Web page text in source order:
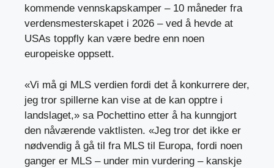
kommende vennskapskamper – 10 måneder fra
verdensmesterskapet i 2026 – ved å hevde at
USAs toppfly kan være bedre enn noen
europeiske oppsett.
«Vi må gi MLS verdien fordi det å konkurrere der,
jeg tror spillerne kan vise at de kan opptre i
landslaget,» sa Pochettino etter å ha kunngjort
den nåværende vaktlisten. «Jeg tror det ikke er
nødvendig å gå til fra MLS til Europa, fordi noen
ganger er MLS – under min vurdering – kanskje